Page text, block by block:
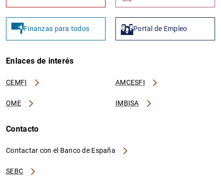
Finanzas para todos Portal de Empleo
Enlaces de interés
CEMFI AMCESFI
OME IMBISA
Contacto
Contactar con el Banco de España
SEBC